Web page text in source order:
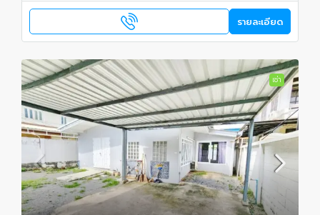
รายละเอียด
เช่า